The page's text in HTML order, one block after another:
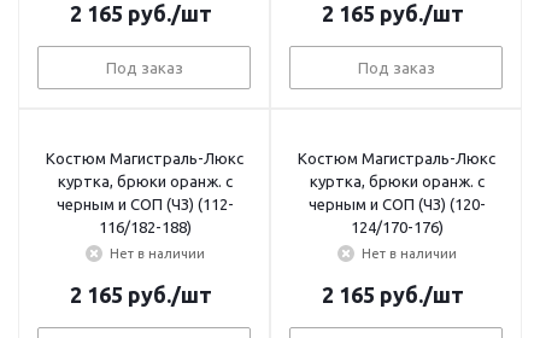
2 165 руб./шт
Под заказ
2 165 руб./шт
Под заказ
Костюм Магистраль-Люкс
куртка, брюки оранж. с
черным и СОП (ЧЗ) (112-
116/182-188)
Нет в наличии
2 165 руб./шт
Костюм Магистраль-Люкс
куртка, брюки оранж. с
черным и СОП (ЧЗ) (120-
124/170-176)
Нет в наличии
2 165 руб./шт